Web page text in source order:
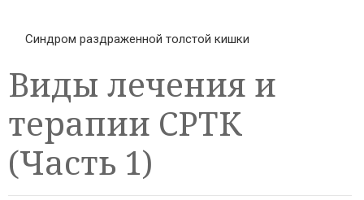
Синдром раздраженной толстой кишки
Виды лечения и
терапии СРТК
(Часть 1)